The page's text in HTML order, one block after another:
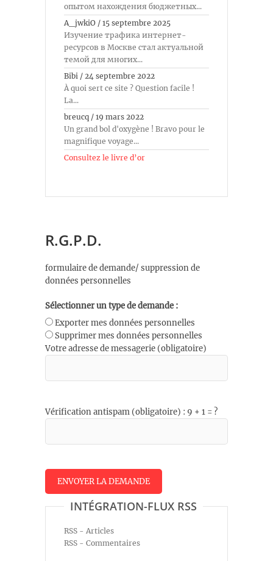
опытом нахождения бюджетных...
A_jwkiO / 15 septembre 2025
Изучение трафика интернет-
ресурсов в Москве стал актуальной
темой для многих...
Bibi / 24 septembre 2022
À quoi sert ce site ? Question facile !
La...
breucq / 19 mars 2022
Un grand bol d'oxygène ! Bravo pour le
magnifique voyage...
Consultez le livre d’or
R.G.P.D.
formulaire de demande/ suppression de
données personnelles
Sélectionner un type de demande :
Exporter mes données personnelles
Supprimer mes données personnelles
Votre adresse de messagerie (obligatoire)
Vérification antispam (obligatoire) : 9 + 1 = ?
INTÉGRATION-FLUX RSS
RSS - Articles
RSS - Commentaires